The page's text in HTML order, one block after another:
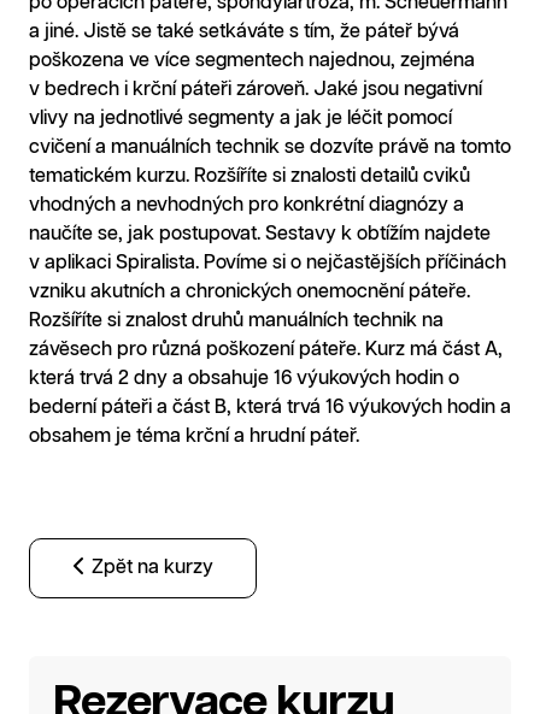
a jiné. Jistě se také setkáváte s tím, že páteř bývá
poškozena ve více segmentech najednou, zejména
v bedrech i krční páteři zároveň. Jaké jsou negativní
vlivy na jednotlivé segmenty a jak je léčit pomocí
cvičení a manuálních technik se dozvíte právě na tomto
tematickém kurzu. Rozšíříte si znalosti detailů cviků
vhodných a nevhodných pro konkrétní diagnózy a
naučíte se, jak postupovat. Sestavy k obtížím najdete
v aplikaci Spiralista. Povíme si o nejčastějších příčinách
vzniku akutních a chronických onemocnění páteře.
Rozšíříte si znalost druhů manuálních technik na
závěsech pro různá poškození páteře. Kurz má část A,
která trvá 2 dny a obsahuje 16 výukových hodin o
bederní páteři a část B, která trvá 16 výukových hodin a
obsahem je téma krční a hrudní páteř.
Zpět na kurzy
Rezervace kurzu